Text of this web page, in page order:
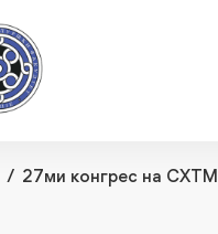
27ми конгрес на СХТМ